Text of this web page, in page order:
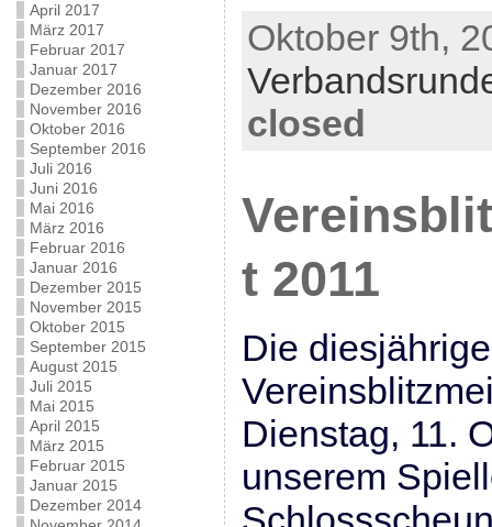
April 2017
März 2017
Februar 2017
Januar 2017
Dezember 2016
November 2016
Oktober 2016
September 2016
Juli 2016
Juni 2016
Mai 2016
März 2016
Februar 2016
Januar 2016
Dezember 2015
November 2015
Oktober 2015
September 2015
August 2015
Juli 2015
Mai 2015
April 2015
März 2015
Februar 2015
Januar 2015
Dezember 2014
Oktober 9th,
closed
t 2011
Die diesjährige
Dienstag, 11.
unserem